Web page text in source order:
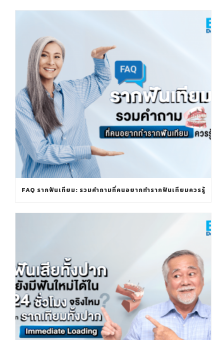
FAQ รากฟันเทียม: รวมคำถามที่คนอยากทำรากฟันเทียมควรรู้